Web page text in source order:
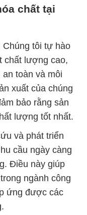
chất tại
tôi tự hào
chất lượng cao,
toàn và môi
xuất của chúng
bảo rằng sản
lượng tốt nhất.
và phát triển
cầu ngày càng
Điều này giúp
ngành công
ứng được các